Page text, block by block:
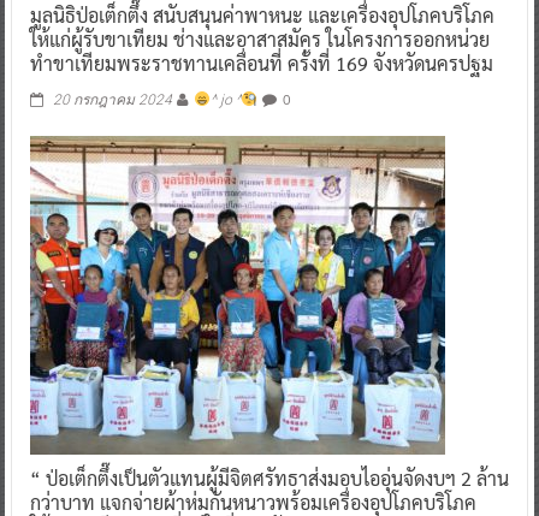
มูลนิธิป่อเต็กตึ๊ง สนับสนุนค่าพาหนะ และเครื่องอุปโภคบริโภค
ให้แก่ผู้รับขาเทียม ช่างและอาสาสมัคร ในโครงการออกหน่วย
ทำขาเทียมพระราชทานเคลื่อนที่ ครั้งที่ 169 จังหวัดนครปฐม
20 กรกฎาคม 2024 ^ jo ^ 0
“ ป่อเต็กตึ๊งเป็นตัวแทนผู้มีจิตศรัทธาส่งมอบไออุ่นจัดงบฯ 2 ล้าน
กว่าบาท แจกจ่ายผ้าห่มกันหนาวพร้อมเครื่องอุปโภคบริโภค